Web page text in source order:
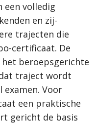
een volledig
en zij-
trajecten die
certificaat. De
beroepsgerichte
traject wordt
Voor
een praktische
gericht de basis